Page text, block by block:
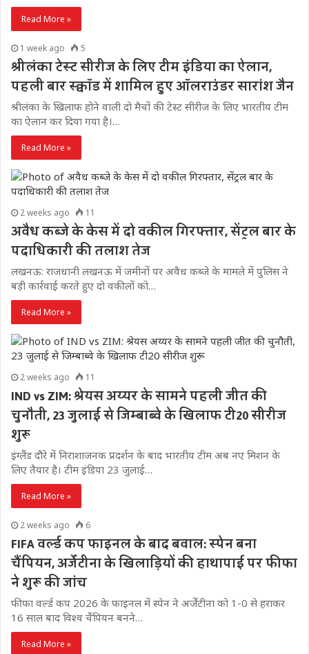
Read More »
1 week ago 5
श्रीलंका टेस्ट सीरीज के लिए टीम इंडिया का ऐलान,
पहली बार स्क्वॉड में शामिल हुए ऑलराउंडर सारांश जैन
श्रीलंका के खिलाफ होने वाली दो मैचों की टेस्ट सीरीज के लिए भारतीय टीम
का ऐलान कर दिया गया है।…
Read More »
2 weeks ago 11
अवैध कब्जे के केस में दो वकील गिरफ्तार, सेंट्रल बार के
पदाधिकारी की तलाश तेज
लखनऊ: राजधानी लखनऊ में जमीनों पर अवैध कब्जे के मामले में पुलिस ने
बड़ी कार्रवाई करते हुए दो वकीलों को…
Read More »
2 weeks ago 11
IND vs ZIM: श्रेयस अय्यर के सामने पहली जीत की
चुनौती, 23 जुलाई से जिम्बाब्वे के खिलाफ टी20 सीरीज
शुरू
इंग्लैंड दौरे में निराशाजनक प्रदर्शन के बाद भारतीय टीम अब नए मिशन के
लिए तैयार है। टीम इंडिया 23 जुलाई…
Read More »
2 weeks ago 6
FIFA वर्ल्ड कप फाइनल के बाद बवाल: स्पेन बना
चैंपियन, अर्जेंटीना के खिलाड़ियों की हाथापाई पर फीफा
ने शुरू की जांच
फीफा वर्ल्ड कप 2026 के फाइनल में स्पेन ने अर्जेंटीना को 1-0 से हराकर
16 साल बाद विश्व चैंपियन बनने…
Read More »